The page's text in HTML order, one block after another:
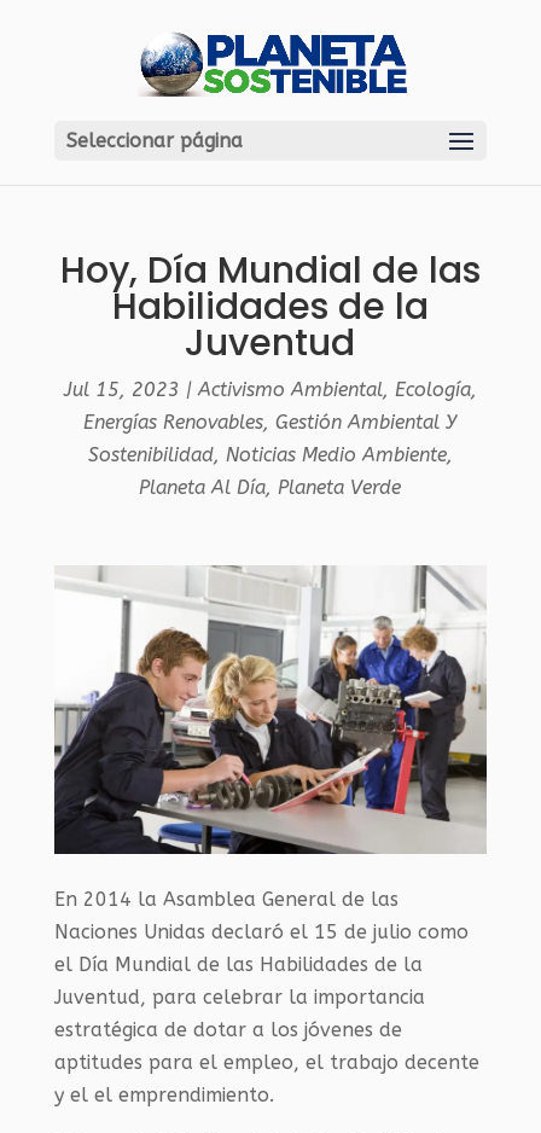
Seleccionar página
Hoy, Día Mundial de las
Habilidades de la
Juventud
Jul 15, 2023 |Activismo Ambiental, Ecología,
Energías Renovables,Gestión Ambiental Y
Sostenibilidad, Noticias Medio Ambiente,
Planeta Al Día,Planeta Verde
En 2014 la Asamblea General de las
Naciones Unidas declaró el 15 de julio como
el Día Mundial de las Habilidades de la
Juventud, para celebrar la importancia
estratégica de dotar a los jóvenes de
aptitudes para el empleo, el trabajo decente
y el el emprendimiento.